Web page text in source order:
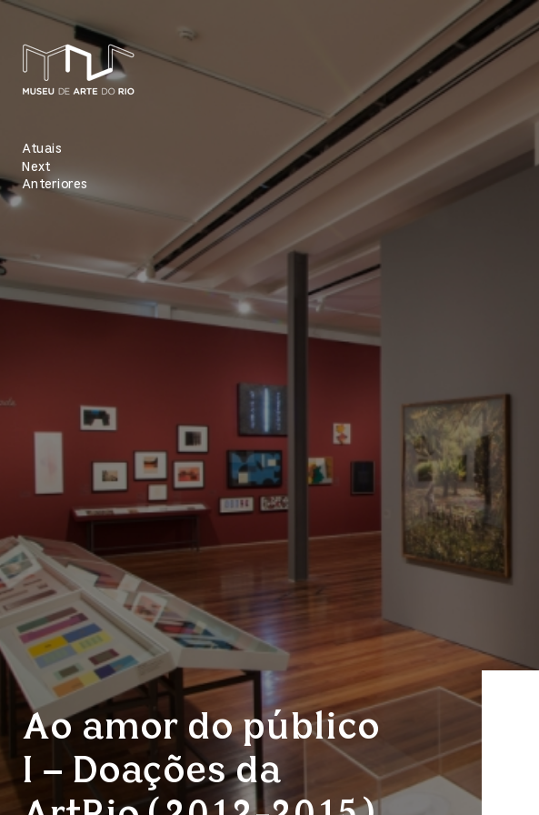
Atuais
Next
Anteriores
Ao amor do público
I – Doações da